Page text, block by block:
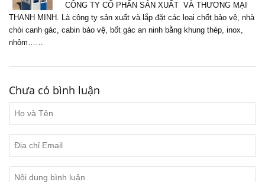
CÔNG TY CỔ PHẨN SẢN XUẤT VÀ THƯƠNG MẠI
THANH MINH. Là công ty sản xuất và lắp đặt các loại chốt bảo vệ, nhà
chòi canh gác, cabin bảo vệ, bốt gác an ninh bằng khung thép, inox,
nhôm……
Chưa có bình luận